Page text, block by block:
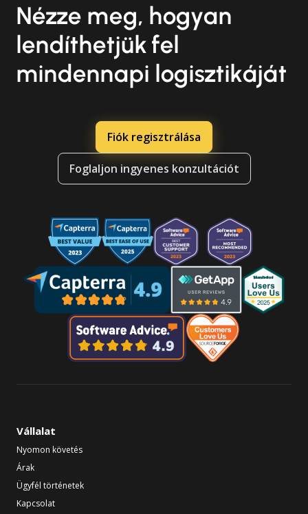
Nézze meg, hogyan
lendíthetjük fel
mindennapi logisztikáját
Fiók regisztrálása
Foglaljon ingyenes konzultációt
Vállalat
Nyomon követés
Árak
Ügyfél történetek
Kapcsolat